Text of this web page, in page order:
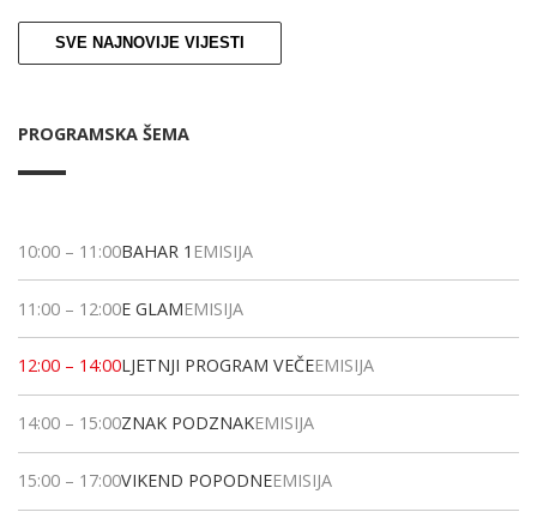
SVE NAJNOVIJE VIJESTI
PROGRAMSKA ŠEMA
10:00 – 11:00BAHAR 1 EMISIJA
11:00 – 12:00E GLAMEMISIJA
12:00 – 14:00LJETNJI PROGRAM VEČEEMISIJA
14:00 – 15:00ZNAK PODZNAKEMISIJA
15:00 – 17:00VIKEND POPODNEEMISIJA